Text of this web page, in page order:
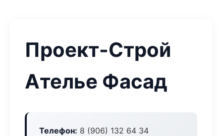
Проект-Строй
Ателье Фасад
Телефон: 8 (906) 132 64 34